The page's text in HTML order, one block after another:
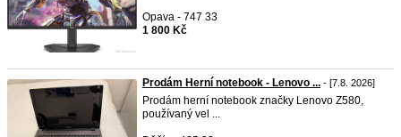
Opava - 747 33
1 800 Kč
Prodám Herní notebook - Lenovo ... - [7.8. 2026]
Prodám herní notebook značky Lenovo Z580,
používaný vel ...